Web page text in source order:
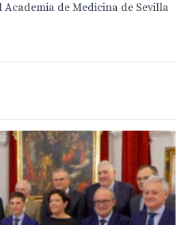
Academia de Medicina de Sevilla